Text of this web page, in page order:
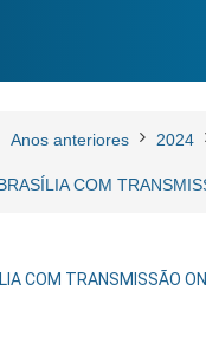
Anos anteriores 2024
COM
COM TRANSMISSÃO